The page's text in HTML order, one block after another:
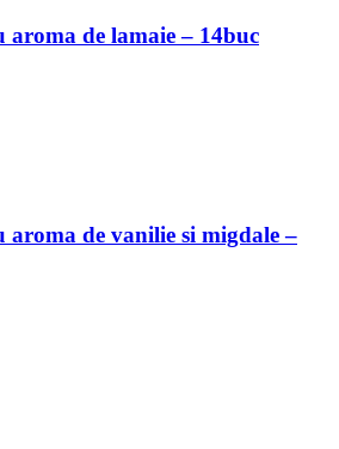
aroma de lamaie – 14buc
aroma de vanilie si migdale –